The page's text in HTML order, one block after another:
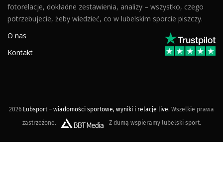
fotorelacje, dokładne zestawienia, analizy – wszystko, czego
potrzebujecie, żeby wiedzieć, co w lubelskim sporcie piszczy.
O nas
Kontakt
2026 Lubsport – wiadomości sportowe, wyniki i relacje live. Wszelkie prawa
zastrzeżone.
Z dumą wspieramy lubelski sport.